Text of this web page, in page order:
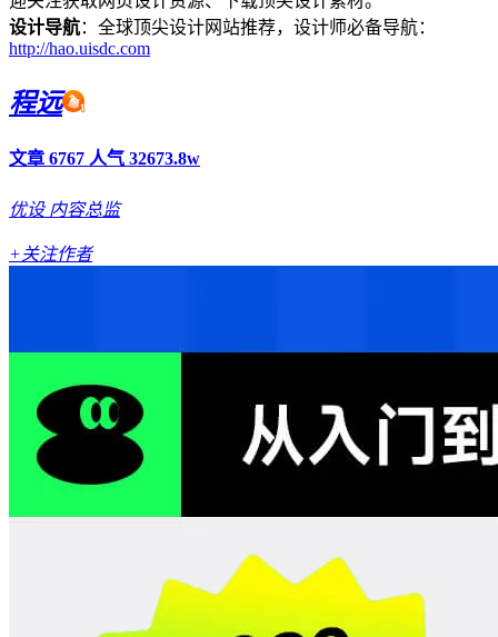
设计导航：全球顶尖设计网站推荐，设计师必备导航：
http://hao.uisdc.com
程远
文章 6767 人气 32673.8w
优设 内容总监
+关注作者